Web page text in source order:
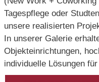
Tagespflege oder
unsere realisierten
In unserer Galerie
Objekteinrichtungen,
individuelle Lösungen